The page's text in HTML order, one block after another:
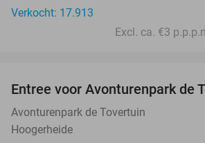
Verkocht: 17.913
Excl. ca. €3
Entree voor Avonturenpark de
Avonturenpark de Tovertuin
Hoogerheide